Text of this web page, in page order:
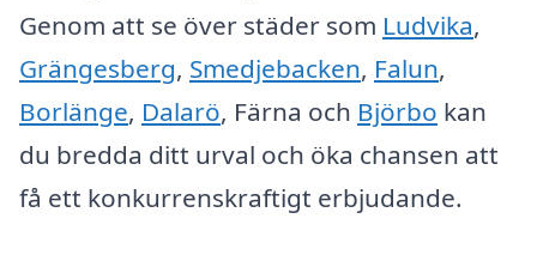
Genom att se över städer som Ludvika,
Grängesberg, Smedjebacken, Falun,
Borlänge, Dalarö, Färna och Björbo kan
du bredda ditt urval och öka chansen att
få ett konkurrenskraftigt erbjudande.